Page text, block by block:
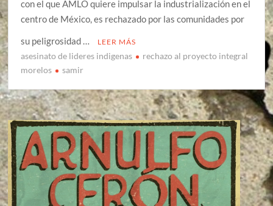
con el que AMLO quiere impulsar la industrialización en el
centro de México, es rechazado por las comunidades por
su peligrosidad …
LEER MÁS
asesinato de lideres indigenas
rechazo al proyecto integral
morelos
samir